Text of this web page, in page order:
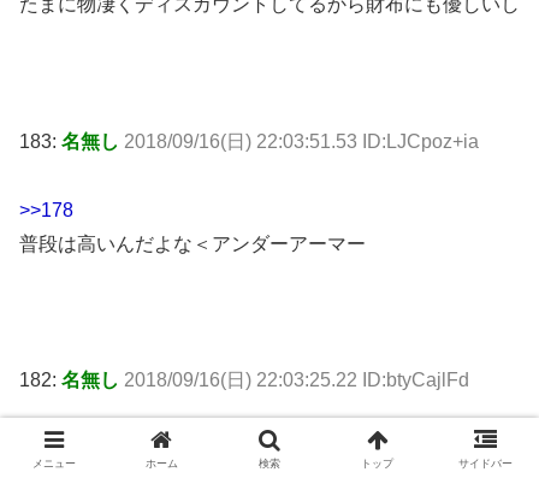
たまに物凄くディスカウントしてるから財布にも優しいし
183: 名無し 2018/09/16(日) 22:03:51.53 ID:LJCpoz+ia
>>178
普段は高いんだよな＜アンダーアーマー
182: 名無し 2018/09/16(日) 22:03:25.22 ID:btyCajlFd
アンダアーマーはカリー。バスケって感じだな個人的には
メニュー ホーム 検索 トップ サイドバー